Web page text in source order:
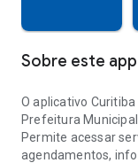
Sobre este app
O aplicativo
Prefeitura Municipal
Permite acessar
agendamentos,